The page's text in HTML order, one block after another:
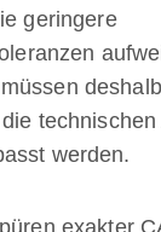
geringere
werden.